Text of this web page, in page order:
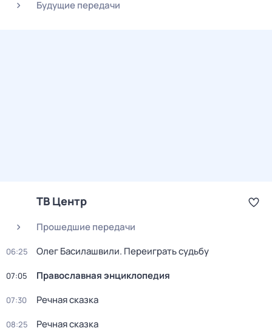
Будущие передачи
ТВ Центр
Прошедшие передачи
06:25 Олег Басилашвили. Переиграть судьбу
07:05 Православная энциклопедия
07:30 Речная сказка
08:25 Речная сказка